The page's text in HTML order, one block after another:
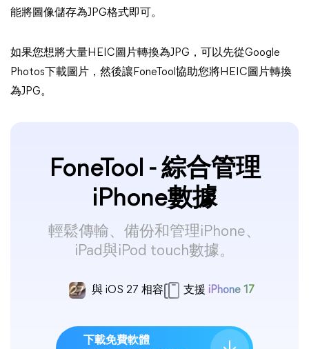
能將圖像儲存為JPG格式即可。
如果您想將大量HEIC圖片轉換為JPG，可以先從Google
Photos下載圖片，然後讓FoneTool協助您將HEIC圖片轉換
為JPG。
FoneTool - 綜合管理
iPhone數據
輕鬆傳輸、備份和管理iPhone、
iPad與iPod touch數據。
與 iOS 27 相容 支援 iPhone 17
下載免費軟體